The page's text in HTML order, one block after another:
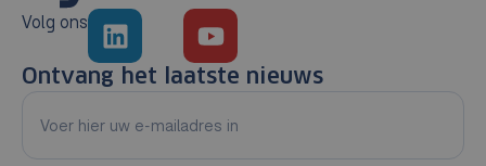
Volg ons
Ontvang het laatste nieuws